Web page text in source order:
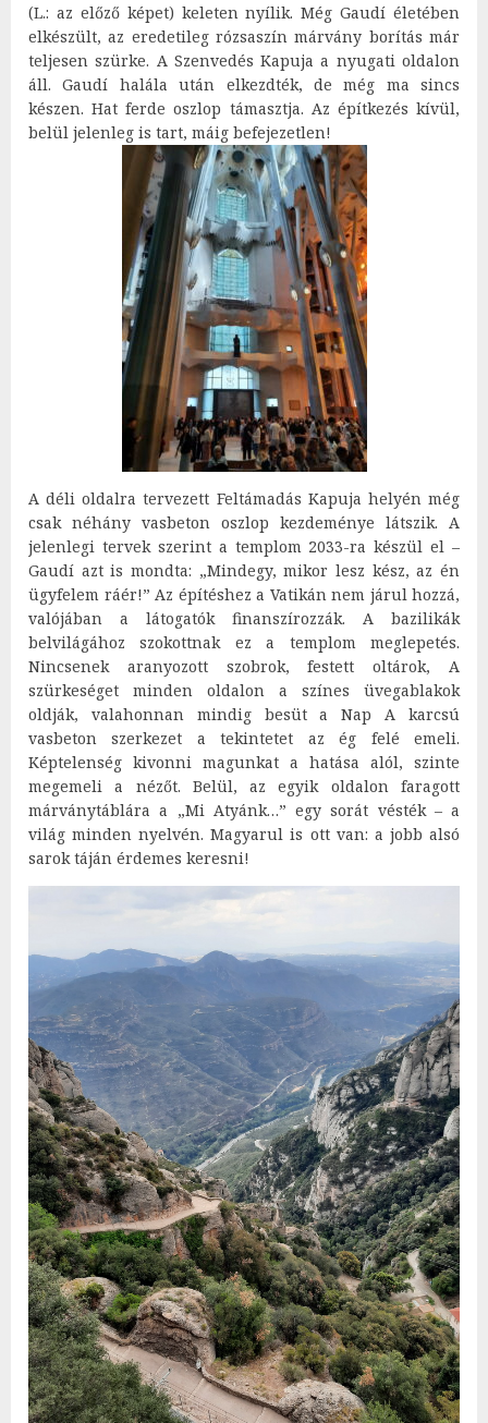
(L.: az előző képet) keleten nyílik. Még Gaudí életében
elkészült, az eredetileg rózsaszín márvány borítás már
teljesen szürke. A Szenvedés Kapuja a nyugati oldalon
áll. Gaudí halála után elkezdték, de még ma sincs
készen. Hat ferde oszlop támasztja. Az építkezés kívül,
belül jelenleg is tart, máig befejezetlen!
A déli oldalra tervezett Feltámadás Kapuja helyén még
csak néhány vasbeton oszlop kezdeménye látszik. A
jelenlegi tervek szerint a templom 2033-ra készül el –
Gaudí azt is mondta: „Mindegy, mikor lesz kész, az én
ügyfelem ráér!” Az építéshez a Vatikán nem járul hozzá,
valójában a látogatók finanszírozzák. A bazilikák
belvilágához szokottnak ez a templom meglepetés.
Nincsenek aranyozott szobrok, festett oltárok, A
szürkeséget minden oldalon a színes üvegablakok
oldják, valahonnan mindig besüt a Nap A karcsú
vasbeton szerkezet a tekintetet az ég felé emeli.
Képtelenség kivonni magunkat a hatása alól, szinte
megemeli a nézőt. Belül, az egyik oldalon faragott
márványtáblára a „Mi Atyánk…” egy sorát vésték – a
világ minden nyelvén. Magyarul is ott van: a jobb alsó
sarok táján érdemes keresni!